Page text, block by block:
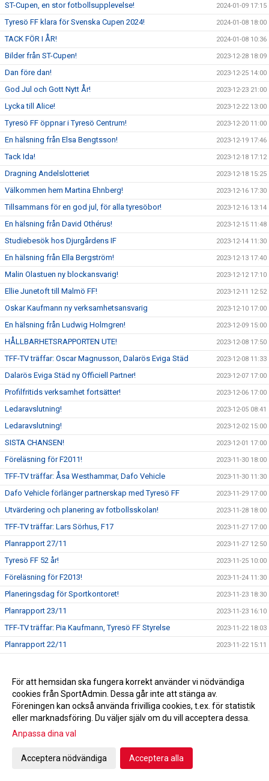
ST-Cupen, en stor fotbollsupplevelse! 2024-01-09 17:15
Tyresö FF klara för Svenska Cupen 2024! 2024-01-08 18:00
TACK FÖR I ÅR! 2024-01-08 10:36
Bilder från ST-Cupen! 2023-12-28 18:09
Dan före dan! 2023-12-25 14:00
God Jul och Gott Nytt År! 2023-12-23 21:00
Lycka till Alice! 2023-12-22 13:00
Tyresö FF öppnar i Tyresö Centrum! 2023-12-20 11:00
En hälsning från Elsa Bengtsson! 2023-12-19 17:46
Tack Ida! 2023-12-18 17:12
Dragning Andelslotteriet 2023-12-18 15:25
Välkommen hem Martina Ehnberg! 2023-12-16 17:30
Tillsammans för en god jul, för alla tyresöbor! 2023-12-16 13:14
En hälsning från David Othérus! 2023-12-15 11:48
Studiebesök hos Djurgårdens IF 2023-12-14 11:30
En hälsning från Ella Bergström! 2023-12-13 17:40
Malin Olastuen ny blockansvarig! 2023-12-12 17:10
Ellie Junetoft till Malmö FF! 2023-12-11 12:52
Oskar Kaufmann ny verksamhetsansvarig 2023-12-10 17:00
En hälsning från Ludwig Holmgren! 2023-12-09 15:00
HÅLLBARHETSRAPPORTEN UTE! 2023-12-08 17:50
TFF-TV träffar: Oscar Magnusson, Dalarös Eviga Städ 2023-12-08 11:33
Dalarös Eviga Städ ny Officiell Partner! 2023-12-07 17:00
Profilfritids verksamhet fortsätter! 2023-12-06 17:00
Ledaravslutning! 2023-12-05 08:41
Ledaravslutning! 2023-12-02 15:00
SISTA CHANSEN! 2023-12-01 17:00
Föreläsning för F2011! 2023-11-30 18:00
TFF-TV träffar: Åsa Westhammar, Dafo Vehicle 2023-11-30 11:30
Dafo Vehicle förlänger partnerskap med Tyresö FF 2023-11-29 17:00
Utvärdering och planering av fotbollsskolan! 2023-11-28 18:00
TFF-TV träffar: Lars Sörhus, F17 2023-11-27 17:00
Planrapport 27/11 2023-11-27 12:50
Tyresö FF 52 år! 2023-11-25 10:00
Föreläsning för F2013! 2023-11-24 11:30
Planeringsdag för Sportkontoret! 2023-11-23 18:30
Planrapport 23/11 2023-11-23 16:10
TFF-TV träffar: Pia Kaufmann, Tyresö FF Styrelse 2023-11-22 18:03
Planrapport 22/11 2023-11-22 15:11
ST-CUPEN NÄRMAR SIG! 2023-11-20 18:10
Ledaravslutning 2023-11-19 18:00
En rödgul jul!
TACK!
TFF-TV träffar: Emilia Åberg & Tuva Swanberg, Tyresö FF
För att hemsidan ska fungera korrekt använder vi nödvändiga
cookies från SportAdmin. Dessa går inte att stänga av.
Föreningen kan också använda frivilliga cookies, t.ex. för statistik
eller marknadsföring. Du väljer själv om du vill acceptera dessa.
Anpassa dina val
Acceptera nödvändiga Acceptera alla